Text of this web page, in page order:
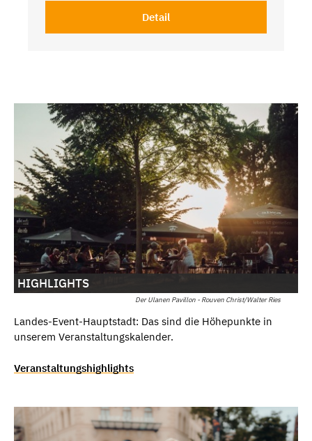
Detail
Der Ulanen Pavillon - Rouven Christ/Walter Ries
HIGHLIGHTS
Landes-Event-Hauptstadt: Das sind die Höhepunkte in
unserem Veranstaltungskalender.
Veranstaltungshighlights